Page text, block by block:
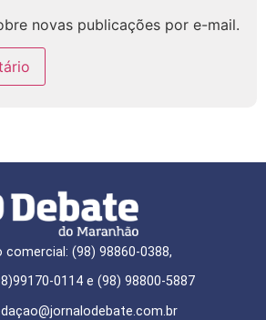
novas publicações por e-mail.
(98) 98860-0388,
0114 e (98) 98800-5887